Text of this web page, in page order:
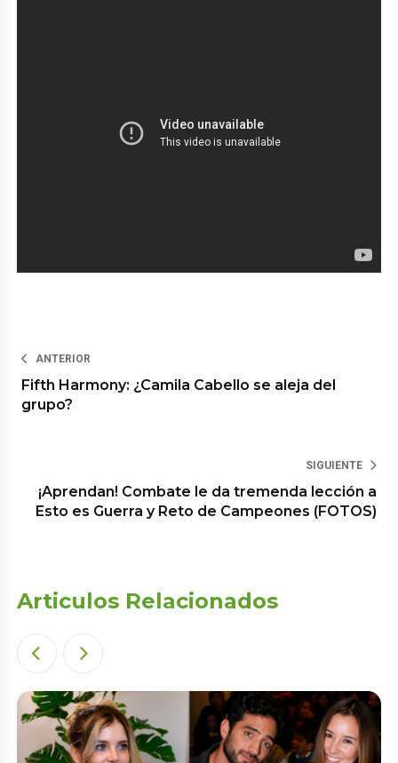
ANTERIOR
Fifth Harmony: ¿Camila Cabello se aleja del
grupo?
SIGUIENTE
¡Aprendan! Combate le da tremenda lección a
Esto es Guerra y Reto de Campeones (FOTOS)
Articulos Relacionados